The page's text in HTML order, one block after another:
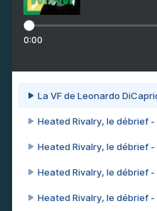
0:00
La VF de Leonardo
Heated Rivalry, le débrief -
Heated Rivalry, le débrief -
Heated Rivalry, le débrief -
Heated Rivalry, le débrief -